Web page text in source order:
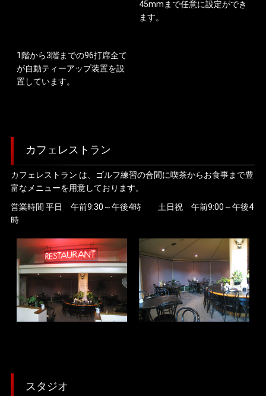
45mmまで任意に設定ができ
ます。
1階から3階までの96打席全て
が自動ティーアップ装置を設
置しています。
カフェレストラン
カフェレストラン は、ゴルフ練習の合間に喫茶からお食事まで豊
富なメニューを用意しております。
営業時間 平日 午前9:30～午後4時 土日祝 午前9:00～午後4
時
スタジオ